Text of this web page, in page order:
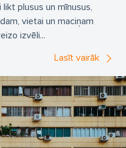
savienojumi
Gaisa mitrinātāji
sūkņi
gaisa siltumsūknis
- apkures sistēma
plusus un mīnusus,
vietai un maciņam
izvēli...
Lasīt vairāk